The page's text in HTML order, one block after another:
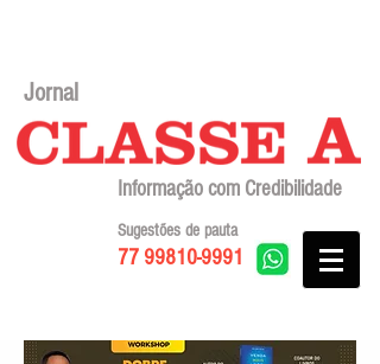
Jornal
Informação com Credibilidade
77 99810-9991
Sugestões de pauta